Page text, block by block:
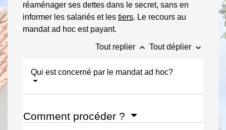
réaménager ses dettes dans le secret, sans en
informer les salariés et les tiers. Le recours au
mandat ad hoc est payant.
Tout replier keyboard_arrow_up Tout déplier keyboard_arrow_down
Qui est concerné par le mandat ad hoc?
Comment procéder ?